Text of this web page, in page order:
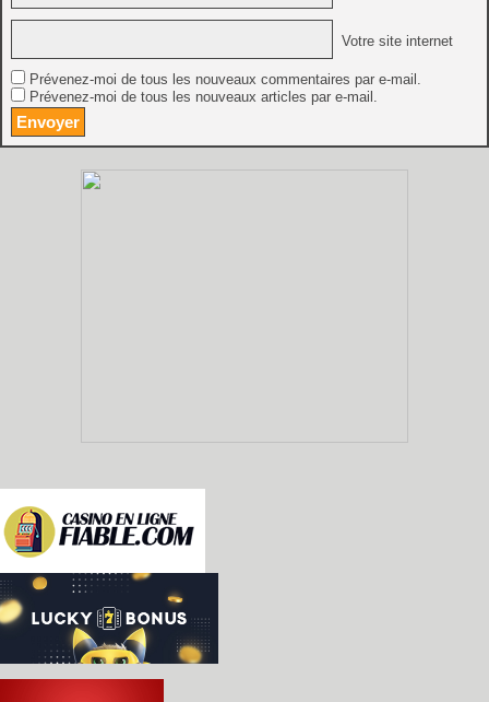
Votre site internet
Prévenez-moi de tous les nouveaux commentaires par e-mail.
Prévenez-moi de tous les nouveaux articles par e-mail.